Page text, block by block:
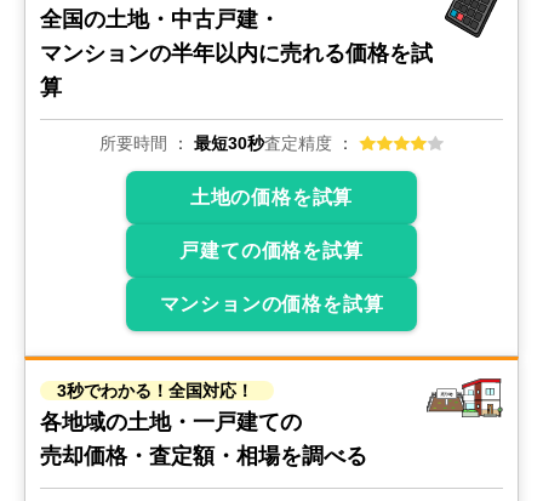
全国の土地・中古戸建・
マンションの半年以内に売れる価格を試
算
所要時間 最短30秒査定精度
土地の価格を試算
戸建ての価格を試算
マンションの価格を試算
3秒でわかる！全国対応！
各地域の土地・一戸建ての
売却価格・査定額・相場を調べる